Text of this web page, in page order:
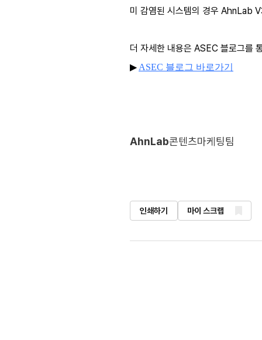
미 감염된 시스템의 경우 AhnLab
더 자세한 내용은 ASEC 블로그를
▶ ASEC 블로그 바로가기
AhnLab콘텐츠마케팅팀
인쇄하기 마이 스크랩